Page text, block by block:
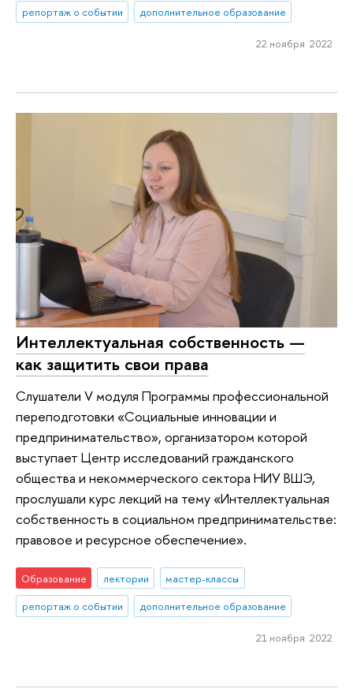
репортаж о событии
дополнительное образование
22 ноября 2022
Интеллектуальная собственность —
как защитить свои права
Слушатели V модуля Программы профессиональной
переподготовки «Социальные инновации и
предпринимательство», организатором которой
выступает Центр исследований гражданского
общества и некоммерческого сектора НИУ ВШЭ,
прослушали курс лекций на тему «Интеллектуальная
собственность в социальном предпринимательстве:
правовое и ресурсное обеспечение».
Образование лектории
мастер-классы
репортаж о событии
дополнительное образование
21 ноября 2022